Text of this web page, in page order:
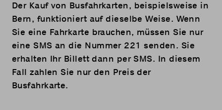
Der Kauf von Busfahrkarten, beispielsweise in
Bern, funktioniert auf dieselbe Weise. Wenn
Sie eine Fahrkarte brauchen, müssen Sie nur
eine SMS an die Nummer 221 senden. Sie
erhalten Ihr Billett dann per SMS. In diesem
Fall zahlen Sie nur den Preis der
Busfahrkarte.